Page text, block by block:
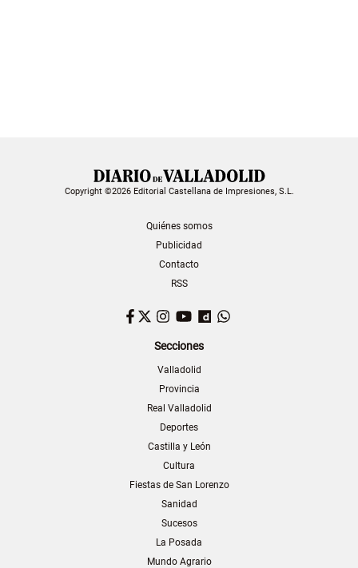
Copyright ©2026 Editorial Castellana de Impresiones, S.L.
Quiénes somos
Publicidad
Contacto
RSS
Facebook
TwitterInstagram
YouTubeDailymotion
Secciones
Valladolid
Provincia
Real Valladolid
Deportes
Castilla y León
Cultura
Fiestas de San Lorenzo
Sanidad
Sucesos
La Posada
Mundo Agrario